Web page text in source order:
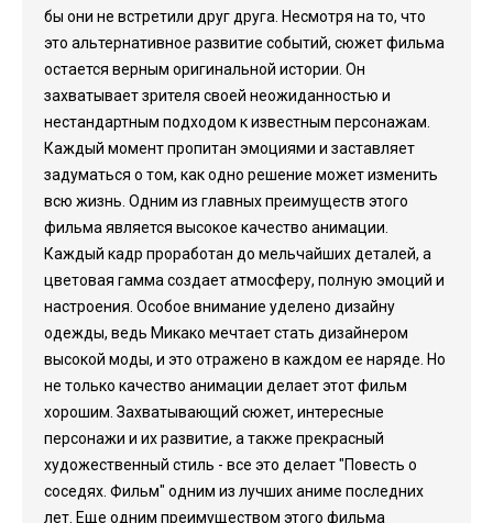
бы они не встретили друг друга. Несмотря на то, что
это альтернативное развитие событий, сюжет фильма
остается верным оригинальной истории. Он
захватывает зрителя своей неожиданностью и
нестандартным подходом к известным персонажам.
Каждый момент пропитан эмоциями и заставляет
задуматься о том, как одно решение может изменить
всю жизнь. Одним из главных преимуществ этого
фильма является высокое качество анимации.
Каждый кадр проработан до мельчайших деталей, а
цветовая гамма создает атмосферу, полную эмоций и
настроения. Особое внимание уделено дизайну
одежды, ведь Микако мечтает стать дизайнером
высокой моды, и это отражено в каждом ее наряде. Но
не только качество анимации делает этот фильм
хорошим. Захватывающий сюжет, интересные
персонажи и их развитие, а также прекрасный
художественный стиль - все это делает "Повесть о
соседях. Фильм" одним из лучших аниме последних
лет. Еще одним преимуществом этого фильма